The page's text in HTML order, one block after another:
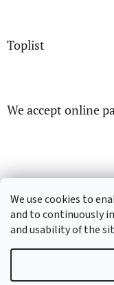
We use cookies to
and to continuously
and usability of the
Toplist
We accept online
CD-